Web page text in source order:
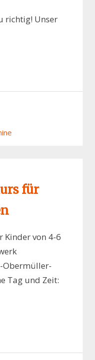
richtig! Unser
für
Kinder von 4-6
Obermüller-
Tag und Zeit: